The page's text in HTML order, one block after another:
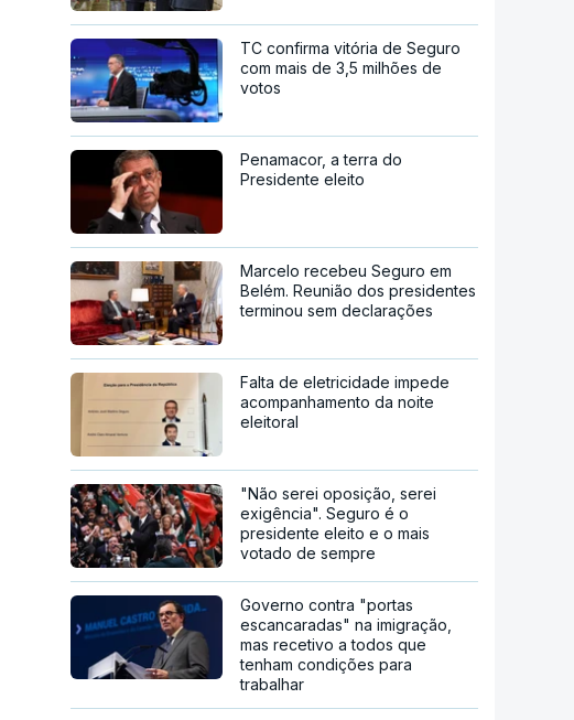
TC confirma vitória de Seguro
com mais de 3,5 milhões de
votos
Penamacor, a terra do
Presidente eleito
Marcelo recebeu Seguro em
Belém. Reunião dos presidentes
terminou sem declarações
Falta de eletricidade impede
acompanhamento da noite
eleitoral
"Não serei oposição, serei
exigência". Seguro é o
presidente eleito e o mais
votado de sempre
Governo contra "portas
escancaradas" na imigração,
mas recetivo a todos que
tenham condições para
trabalhar